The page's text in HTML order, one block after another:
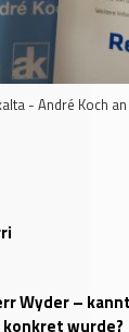
- André Koch
Wyder –
wurde?